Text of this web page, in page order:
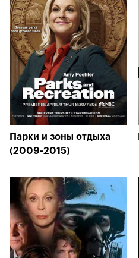
Парки и зоны отдыха
(2009-2015)